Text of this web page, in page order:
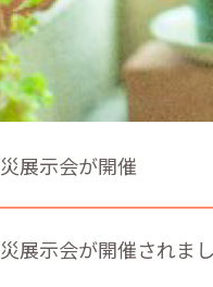
展示会が開催
展示会が開催されま